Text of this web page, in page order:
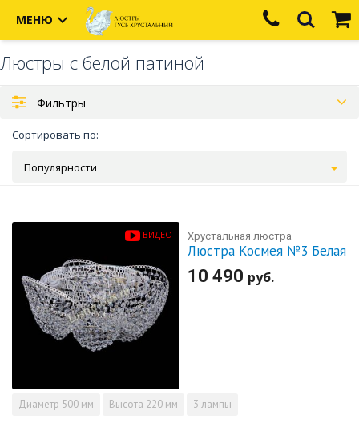
МЕНЮ
Люстры с белой патиной
Фильтры
Сортировать по:
Популярности
ВИДЕО Хрустальная люстра
Люстра Космея №3 Белая
10 490 руб.
Диаметр 500 мм Высота 220 мм 3 лампы